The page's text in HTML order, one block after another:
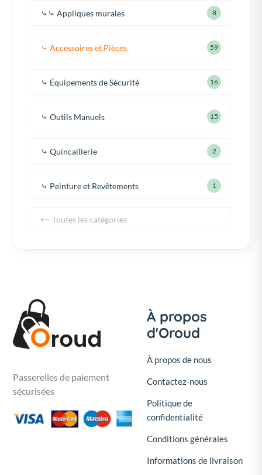
⤷⤷ Appliques murales 8
⤷ Accessoires et Pièces 59
⤷ Équipements de Sécurité 16
⤷ Outils Manuels 15
⤷ Quincaillerie 2
⤷ Peinture et Revêtements 1
Toutes les catégories
Passerelles de paiement
sécurisées
À propos
d'Oroud
À propos de nous
Contactez-nous
Politique de
confidentialité
Conditions générales
Informations de livraison